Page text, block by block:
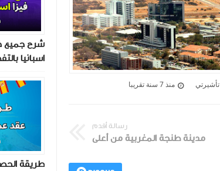
تأشيرتي منذ 7 سنة تقريبا تأشيرتي منذ
رسالة أقدم
مدينة طنجة المغربية من أعلى
شرح جميع
اسبانيا
طريقة